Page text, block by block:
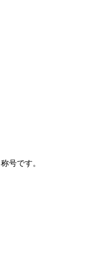
号です。